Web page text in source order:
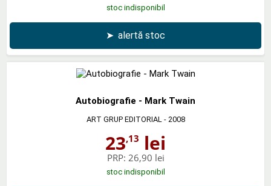
stoc indisponibil
➤ alertă stoc
Autobiografie - Mark Twain
ART GRUP EDITORIAL - 2008
23,13 lei
PRP: 26,90 lei
stoc indisponibil